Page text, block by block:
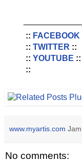
:: FACEBOOK
:: TWITTER ::
:: YOUTUBE ::
::
www.myartis.com Jam
No comments: